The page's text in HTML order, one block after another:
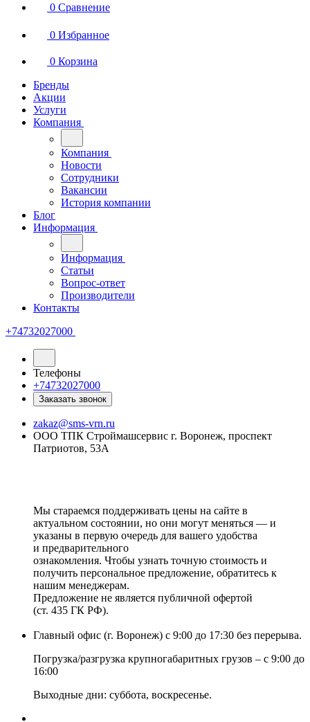
0 Сравнение
0 Избранное
0 Корзина
Бренды
Акции
Услуги
Компания
Компания
Новости
Сотрудники
Вакансии
История компании
Блог
Информация
Информация
Статьи
Вопрос-ответ
Производители
Контакты
+74732027000
Телефоны
+74732027000
Заказать звонок
zakaz@sms-vrn.ru
ООО ТПК Строймашсервис г. Воронеж, проспект
Патриотов, 53А
Мы стараемся поддерживать цены на сайте в
актуальном состоянии, но они могут меняться — и
указаны в первую очередь для вашего удобства
и предварительного
ознакомления. Чтобы узнать точную стоимость и
получить персональное предложение, обратитесь к
нашим менеджерам.
Предложение не является публичной офертой
(ст. 435 ГК РФ).
Главный офис (г. Воронеж) с 9:00 до 17:30 без перерыва.
Погрузка/разгрузка крупногабаритных грузов – с 9:00 до
16:00
Выходные дни: суббота, воскресенье.